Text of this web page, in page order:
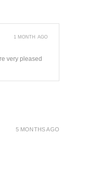
very pleased
1 MONTH AGO
5 MONTHS AGO